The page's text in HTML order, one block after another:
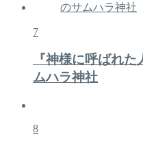
7
『神様に呼ばれ
ムハラ神社
8